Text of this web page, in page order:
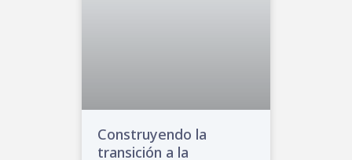
Construyendo la
transición a la